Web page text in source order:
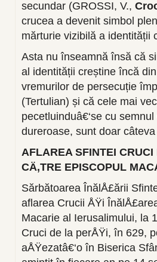
secundar (GROSSI, V.,
crucea a devenit simbol
mărturie vizibilă a identității
Asta nu înseamnă însă că
al identității creștine încă
vremurilor de persecuție
(Tertulian) și că cele mai
pecetluinduâ€‘se cu
dureroase, sunt doar
AFLAREA SFINTEI CRUCI
CÄ‚TRE EPISCOPUL
Sărbătoarea ÎnălÅ£ării
aflarea Crucii ÅŸi
Macarie al Ierusalimului, la
Cruci de la perÅŸi, în 629,
aÅŸezatâ€‘o în Biserica